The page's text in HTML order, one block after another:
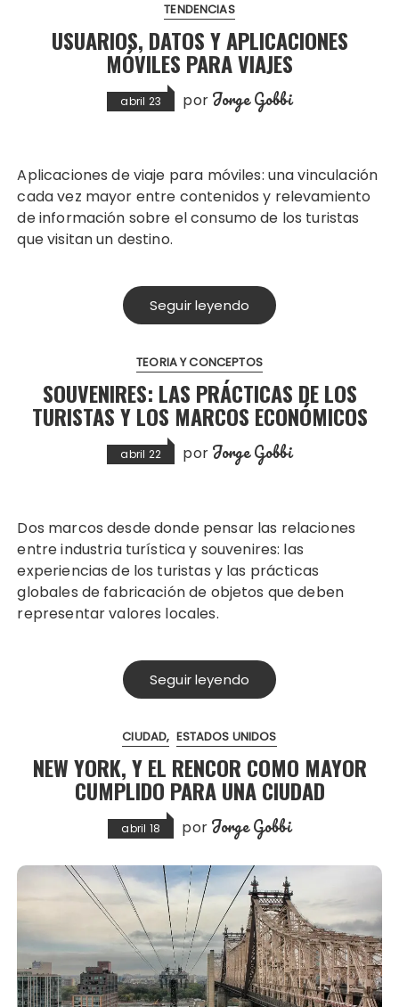
TENDENCIAS
USUARIOS, DATOS Y APLICACIONES
MÓVILES PARA VIAJES
abril 23 por Jorge Gobbi
Aplicaciones de viaje para móviles: una vinculación
cada vez mayor entre contenidos y relevamiento
de información sobre el consumo de los turistas
que visitan un destino.
Seguir leyendo
TEORIA Y CONCEPTOS
SOUVENIRES: LAS PRÁCTICAS DE LOS
TURISTAS Y LOS MARCOS ECONÓMICOS
abril 22 por Jorge Gobbi
Dos marcos desde donde pensar las relaciones
entre industria turística y souvenires: las
experiencias de los turistas y las prácticas
globales de fabricación de objetos que deben
representar valores locales.
Seguir leyendo
CIUDAD ESTADOS UNIDOS
NEW YORK, Y EL RENCOR COMO MAYOR
CUMPLIDO PARA UNA CIUDAD
abril 18 por Jorge Gobbi